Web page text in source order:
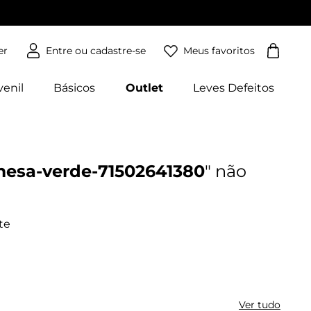
Meus favoritos
Básicos Outlet Leves Defeitos
verde-71502641380
Ver tudo